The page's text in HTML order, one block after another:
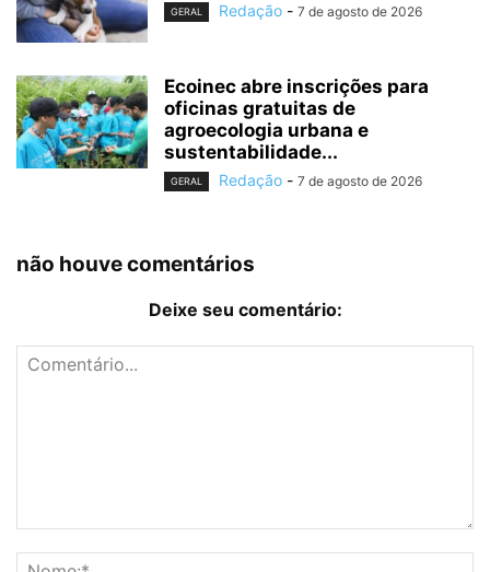
GERAL Redação - 7 de agosto de 2026
Ecoinec abre inscrições para
oficinas gratuitas de
agroecologia urbana e
sustentabilidade...
GERAL Redação - 7 de agosto de 2026
não houve comentários
Deixe seu comentário: